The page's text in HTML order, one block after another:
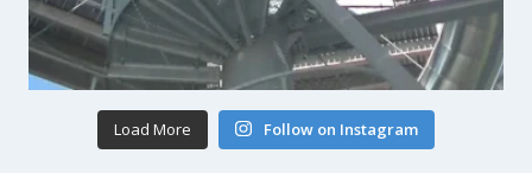
Load More Follow on Instagram